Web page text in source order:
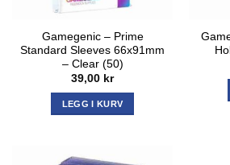
Gamegenic – Prime
Standard Sleeves 66x91mm
– Clear (50)
39,00 kr
LEGG I KURV